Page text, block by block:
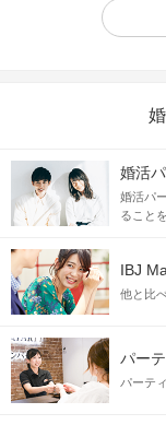
婚活
婚活パ
ること
IBJ
他と比
パー
パーテ